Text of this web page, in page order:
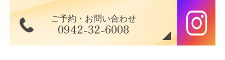
ご予約・お問い合わせ
0942-32-6008